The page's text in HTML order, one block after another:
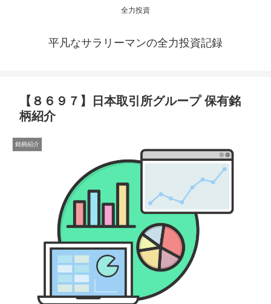
全力投資
平凡なサラリーマンの全力投資記録
【８６９７】日本取引所グループ 保有銘
柄紹介
銘柄紹介